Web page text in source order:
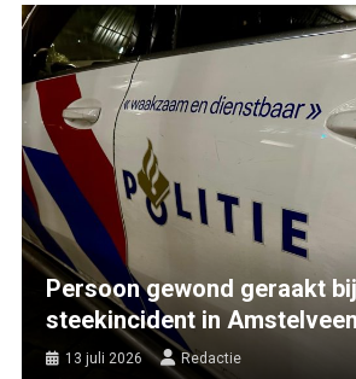
Persoon gewond geraakt bij
steekincident in Amstelveen
13 juli 2026 Redactie